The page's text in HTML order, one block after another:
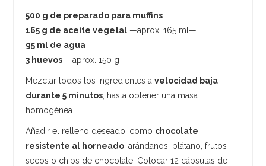
500 g de preparado para muffins
165 g de aceite vegetal —aprox. 165 ml—
95 ml de agua
3 huevos —aprox. 150 g—
Mezclar todos los ingredientes avelocidad baja
durante 5 minutos , hasta obtener una masa
homogénea.
Añadir el relleno deseado, como chocolate
resistente al horneado , arándanos, plátano, frutos
secos o chips de chocolate. Colocar 12 cápsulas de